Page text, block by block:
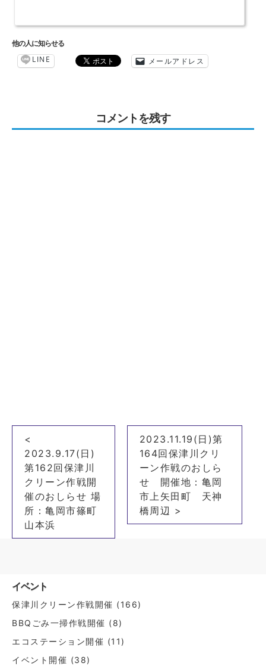
他の人に知らせる
LINE メールアドレス
コメントを残す
シ
<
2023.9.17(日)
第162回保津川
クリーン作戦開
催のおしらせ 場
所：亀岡市篠町
山本浜
2023.11.19(日)第
164回保津川クリ
ーン作戦のおしら
せ 開催地：亀岡
市上矢田町 天神
橋周辺 >
イベント
保津川クリーン作戦開催 (166)
BBQごみ一掃作戦開催 (8)
エコステーション開催 (11)
イベント開催 (38)